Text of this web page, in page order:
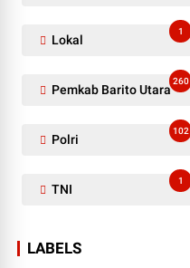
Lokal
1
Pemkab Barito Utara
260
Polri
102
TNI
1
LABELS